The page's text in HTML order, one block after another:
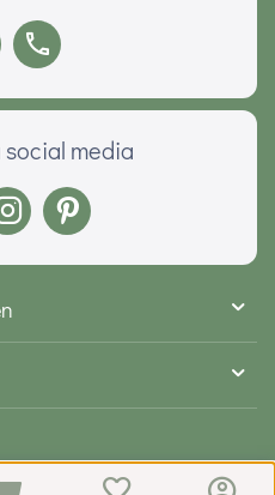
social media